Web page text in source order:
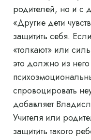
родителей, но и с
«Другие дети
защитить себя.
«толкают» или
это должно из него
спровоцировать
добавляет
Учителя или
защитить такого